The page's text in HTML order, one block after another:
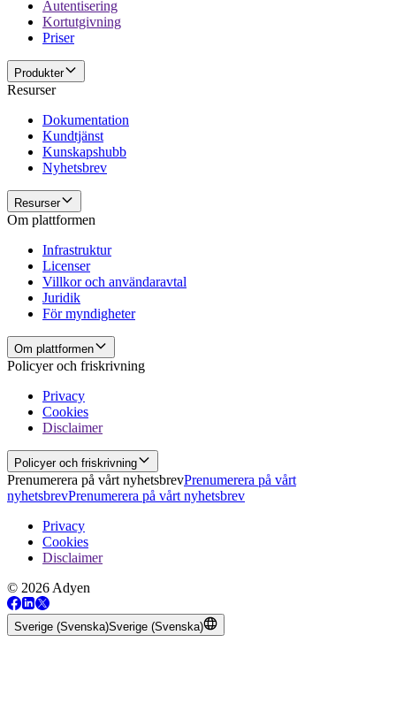
Autentisering
Kortutgivning
Priser
Produkter
Resurser
Dokumentation
Kundtjänst
Kunskapshubb
Nyhetsbrev
Resurser
Om plattformen
Infrastruktur
Licenser
Villkor och användaravtal
Juridik
För myndigheter
Om plattformen
Policyer och friskrivning
Privacy
Cookies
Disclaimer
Policyer och friskrivning
Prenumerera på vårt nyhetsbrevPrenumerera på vårt
nyhetsbrevPrenumerera på vårt nyhetsbrev
Privacy
Cookies
Disclaimer
© 2026 Adyen
Sverige (Svenska)Sverige (Svenska)